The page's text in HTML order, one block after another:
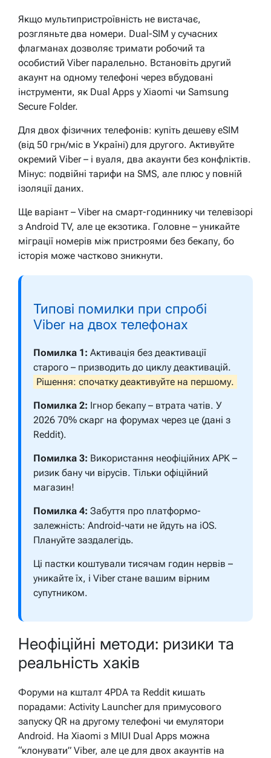
Якщо мультипристроївність не вистачає,
розгляньте два номери. Dual-SIM у сучасних
флагманах дозволяє тримати робочий та
особистий Viber паралельно. Встановіть другий
акаунт на одному телефоні через вбудовані
інструменти, як Dual Apps у Xiaomi чи Samsung
Secure Folder.
Для двох фізичних телефонів: купіть дешеву eSIM
(від 50 грн/міс в Україні) для другого. Активуйте
окремий Viber – і вуаля, два акаунти без конфліктів.
Мінус: подвійні тарифи на SMS, але плюс у повній
ізоляції даних.
Ще варіант – Viber на смарт-годиннику чи телевізорі
з Android TV, але це екзотика. Головне – уникайте
міграції номерів між пристроями без бекапу, бо
історія може частково зникнути.
Типові помилки при спробі
Viber на двох телефонах
Помилка 1: Активація без деактивації
старого – призводить до циклу деактивацій.
Рішення: спочатку деактивуйте на першому.
Помилка 2: Ігнор бекапу – втрата чатів. У
2026 70% скарг на форумах через це (дані з
Reddit).
Помилка 3: Використання неофіційних APK –
ризик бану чи вірусів. Тільки офіційний
магазин!
Помилка 4: Забуття про платформо-
залежність: Android-чати не йдуть на iOS.
Плануйте заздалегідь.
Ці пастки коштували тисячам годин нервів –
уникайте їх, і Viber стане вашим вірним
супутником.
Неофіційні методи: ризики та
реальність хаків
Форуми на кшталт 4PDA та Reddit кишать
порадами: Activity Launcher для примусового
запуску QR на другому телефоні чи емулятори
Android. На Xiaomi з MIUI Dual Apps можна
“клонувати” Viber, але це для двох акаунтів на